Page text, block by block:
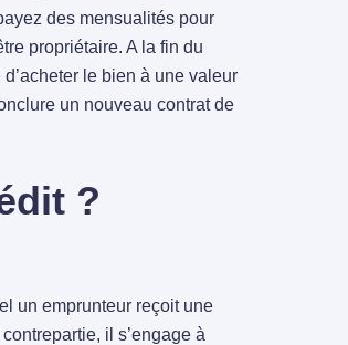
des mensualités pour
propriétaire. A la fin du
le bien à une valeur
un nouveau contrat de
?
un emprunteur reçoit une
il s’engage à